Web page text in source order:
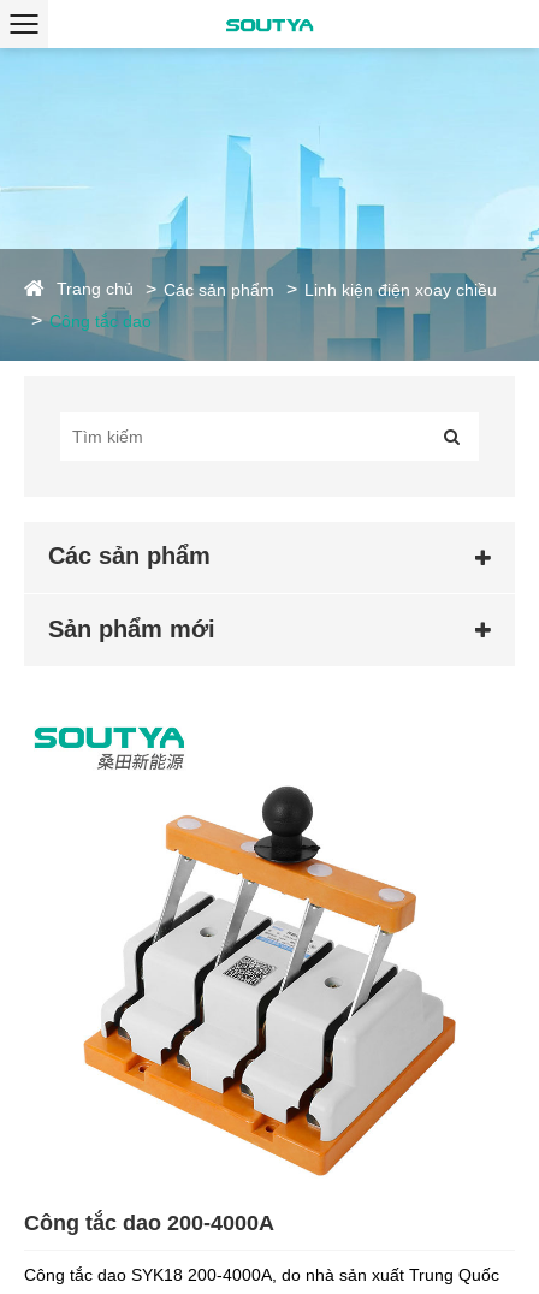
Trang chủ Các sản phẩm
Linh kiện điện xoay chiều
Công tắc dao
Các sản phẩm
Sản phẩm mới
Công tắc dao 200-4000A
Công tắc dao SYK18 200-4000A, do nhà sản xuất Trung Quốc